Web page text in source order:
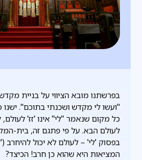
בפרשתנו מובא הציווי על בניית
"ועשו לי מקדש ושכנתי בתוכם".
כל מקום שנאמר "לי" אינו 'זז'
לעולם הבא. על פי פתגם זה, בית-
בפסוק 'לי' – לעולם לא יכול להיחרב
המציאות היא שהוא כן חרב! הכיצד?